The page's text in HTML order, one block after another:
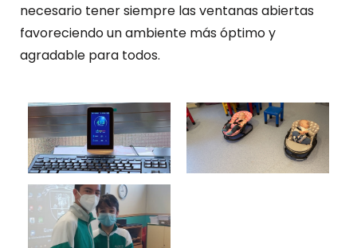
necesario tener siempre las ventanas abiertas
favoreciendo un ambiente más óptimo y
agradable para todos.